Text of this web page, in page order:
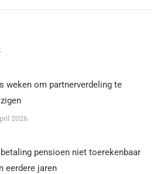
weken om partnerverdeling te
2026
pensioen niet toerekenbaar
eerdere jaren